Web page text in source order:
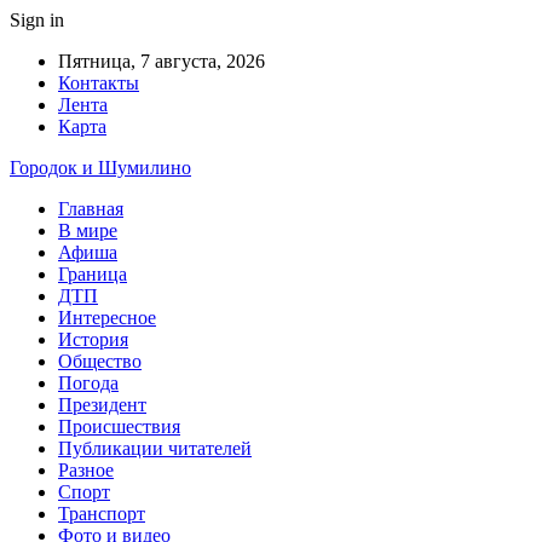
Sign in
Пятница, 7 августа, 2026
Контакты
Лента
Карта
Городок и Шумилино
Главная
В мире
Афиша
Граница
ДТП
Интересное
История
Общество
Погода
Президент
Происшествия
Публикации читателей
Разное
Спорт
Транспорт
Фото и видео